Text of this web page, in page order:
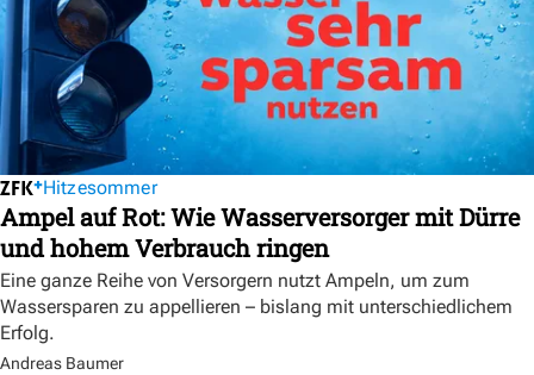
Hitzesommer
Ampel auf Rot: Wie Wasserversorger mit Dürre
und hohem Verbrauch ringen
Eine ganze Reihe von Versorgern nutzt Ampeln, um zum
Wassersparen zu appellieren – bislang mit unterschiedlichem
Erfolg.
Andreas Baumer